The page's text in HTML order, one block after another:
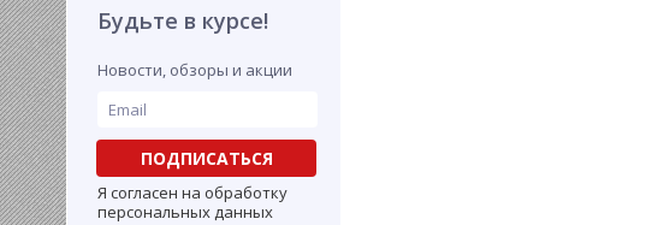
Будьте в курсе!
Новости, обзоры и акции
ПОДПИСАТЬСЯ
Я согласен на обработку
персональных данных